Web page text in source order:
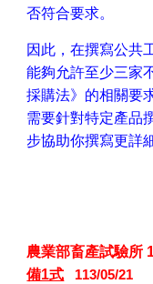
否符合要求。
因此，在撰寫公共
能夠允許至少三家
採購法》的相關要
需要針對特定產品
步協助你撰寫更詳
農業部畜產試驗所
備1式 113/05/21